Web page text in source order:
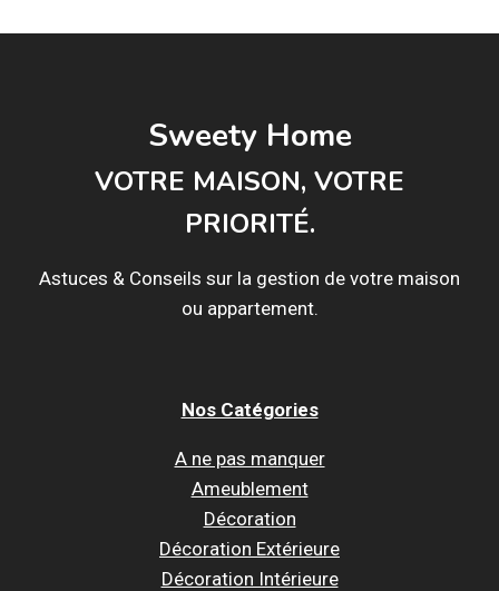
Sweety Home
VOTRE MAISON, VOTRE
PRIORITÉ.
Astuces & Conseils sur la gestion de votre maison
ou appartement.
Nos Catégories
A ne pas manquer
Ameublement
Décoration
Décoration Extérieure
Décoration Intérieure